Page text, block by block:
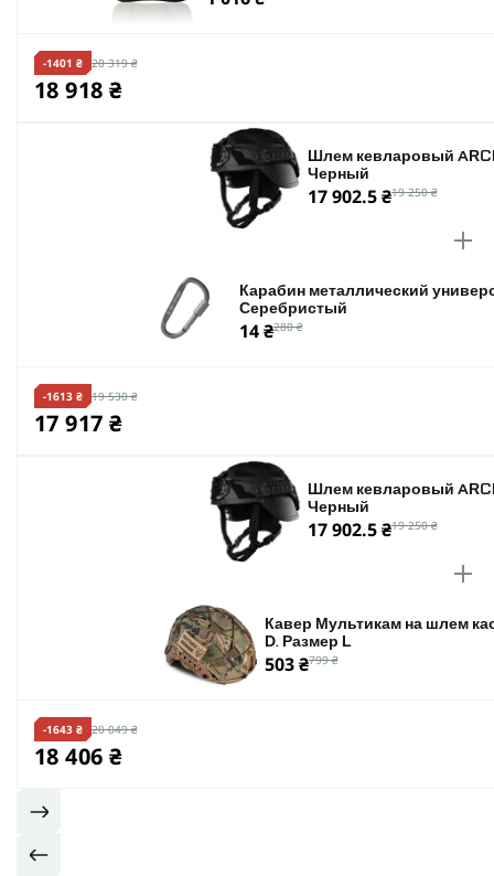
-1401 ₴ 20 319 ₴
18 918 ₴
Шлем кевларовый
Черный
17 902.5 ₴19 250 ₴
Карабин металлический
Серебристый
14 ₴280 ₴
-1613 ₴ 19 530 ₴
17 917 ₴
Шлем кевларовый
Черный
17 902.5 ₴19 250 ₴
Кавер Мультикам на шлем
D. Размер L
503 ₴799 ₴
-1643 ₴ 20 049 ₴
18 406 ₴